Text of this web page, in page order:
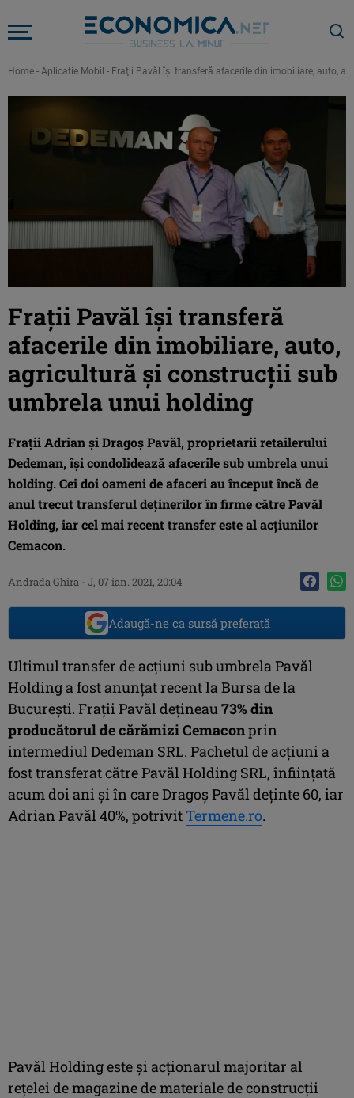
Home - Aplicatie Mobil - Fraţii Pavăl îşi transferă afacerile din imobiliare, auto,
Fraţii Pavăl îşi transferă
afacerile din imobiliare, auto,
agricultură şi construcţii sub
umbrela unui holding
Fraţii Adrian şi Dragoş Pavăl, proprietarii retailerului
Dedeman, îşi condolidează afacerile sub umbrela unui
holding. Cei doi oameni de afaceri au început încă de
anul trecut transferul deţinerilor în firme către Pavăl
Holding, iar cel mai recent transfer este al acţiunilor
Cemacon.
Andrada Ghira - J, 07 ian. 2021, 20:04
Adaugă-ne ca sursă preferată
Ultimul transfer de acţiuni sub umbrela Pavăl
Holding a fost anunţat recent la Bursa de la
Bucureşti. Fraţii Pavăl deţineau73% din
producătorul de cărămizi Cemaconprin
intermediul Dedeman SRL. Pachetul de acţiuni a
fost transferat către Pavăl Holding SRL, înfiinţată
acum doi ani şi în care Dragoş Pavăl deţinte 60, iar
Adrian Pavăl 40%, potrivit Termene.ro.
Pavăl Holding este şi acţionarul majoritar al
reţelei de magazine de materiale de construcţii